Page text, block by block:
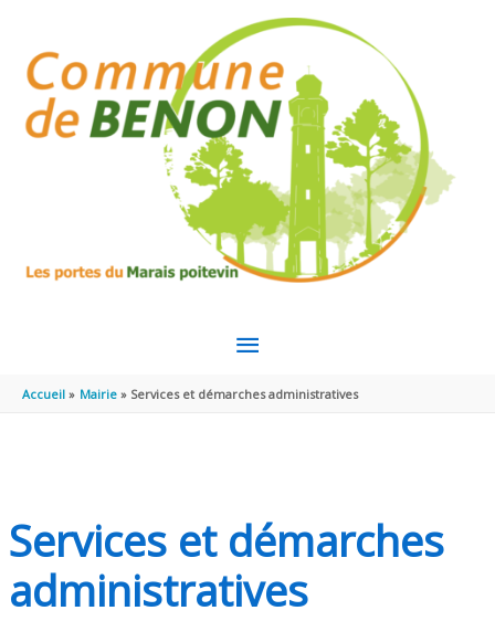
MENU
PRINCIPAL
Accueil Mairie Services et démarches administratives
Services et démarches
administratives